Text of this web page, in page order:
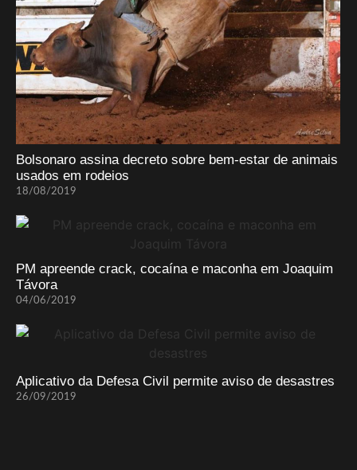
Bolsonaro assina decreto sobre bem-estar de animais
usados em rodeios
18/08/2019
PM apreende crack, cocaína e maconha em Joaquim
Távora
04/06/2019
Aplicativo da Defesa Civil permite aviso de desastres
26/09/2019